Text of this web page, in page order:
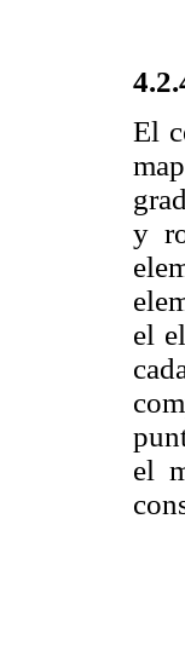
El
y
el
el